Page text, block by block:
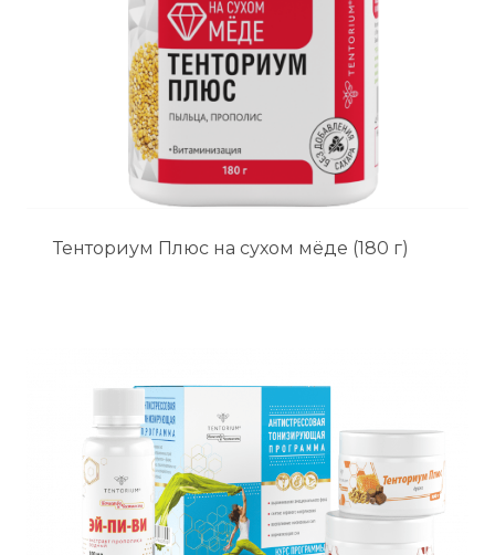
Тенториум Плюс на сухом мёде (180 г)